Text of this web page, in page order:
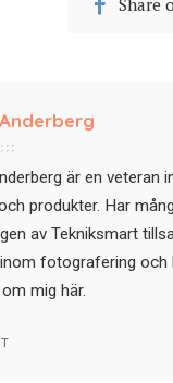
Share
är en veteran
produkter. Har
av Tekniksmart
fotografering och
mig här.